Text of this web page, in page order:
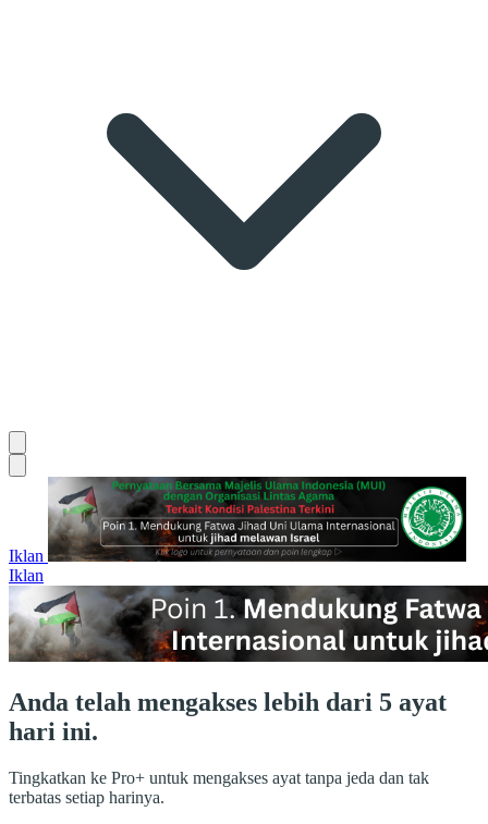
Iklan
Iklan
Anda telah mengakses lebih dari 5 ayat
hari ini.
Tingkatkan ke Pro+ untuk mengakses ayat tanpa jeda dan tak
terbatas setiap harinya.